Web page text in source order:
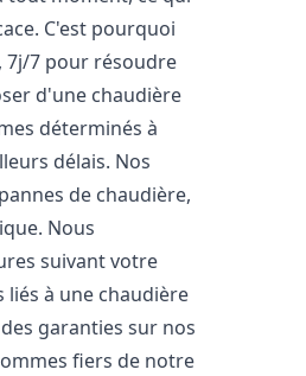
C'est pourquoi
7j/7 pour résoudre
d'une chaudière
déterminés à
délais. Nos
de chaudière,
Nous
suivant votre
à une chaudière
garanties sur nos
fiers de notre